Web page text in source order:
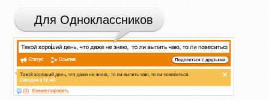
Для Одноклассников